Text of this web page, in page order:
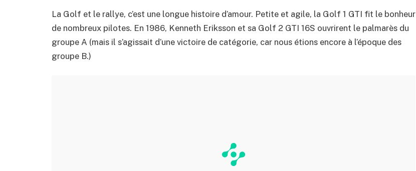
La Golf et le rallye, c’est une longue histoire d’amour. Petite et agile, la Golf 1 GTI fit le bonheur
de nombreux pilotes. En 1986, Kenneth Eriksson et sa Golf 2 GTI 16S ouvrirent le palmarès du
groupe A (mais il s’agissait d’une victoire de catégorie, car nous étions encore à l’époque des
groupe B.)